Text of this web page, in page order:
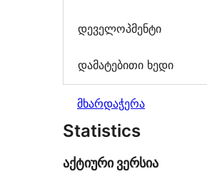
დეველოპმენტი
დამატებითი ხედი
მხარდაჭერა
Statistics
აქტიური ვერსია